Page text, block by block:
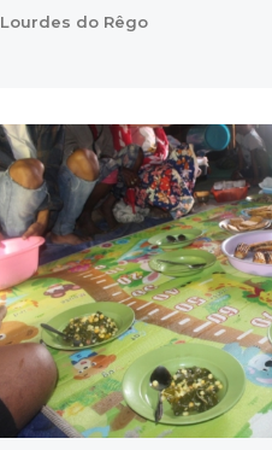
Lourdes do Rêgo